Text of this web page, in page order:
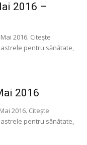
2016 –
2016. Citește
pentru sănătate,
2016
2016. Citește
pentru sănătate,